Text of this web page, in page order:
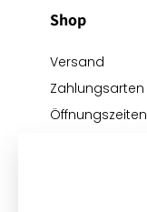
Shop
Versand
Zahlungsarten
Öffnungszeiten